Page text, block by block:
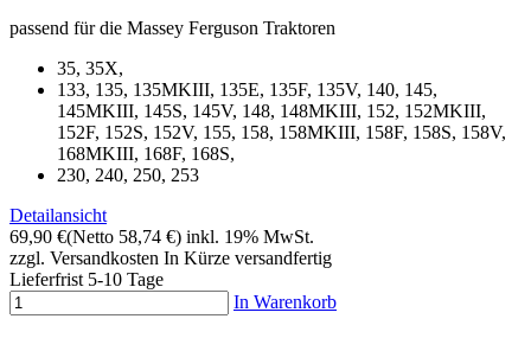
passend für die Massey Ferguson Traktoren
35, 35X,
133, 135, 135MKIII, 135E, 135F, 135V, 140, 145,
145MKIII, 145S, 145V, 148, 148MKIII, 152, 152MKIII,
152F, 152S, 152V, 155, 158, 158MKIII, 158F, 158S, 158V,
168MKIII, 168F, 168S,
230, 240, 250, 253
Detailansicht
69,90 €(Netto 58,74 €) inkl. 19% MwSt.
zzgl. Versandkosten In Kürze versandfertig
Lieferfrist 5-10 Tage
In Warenkorb